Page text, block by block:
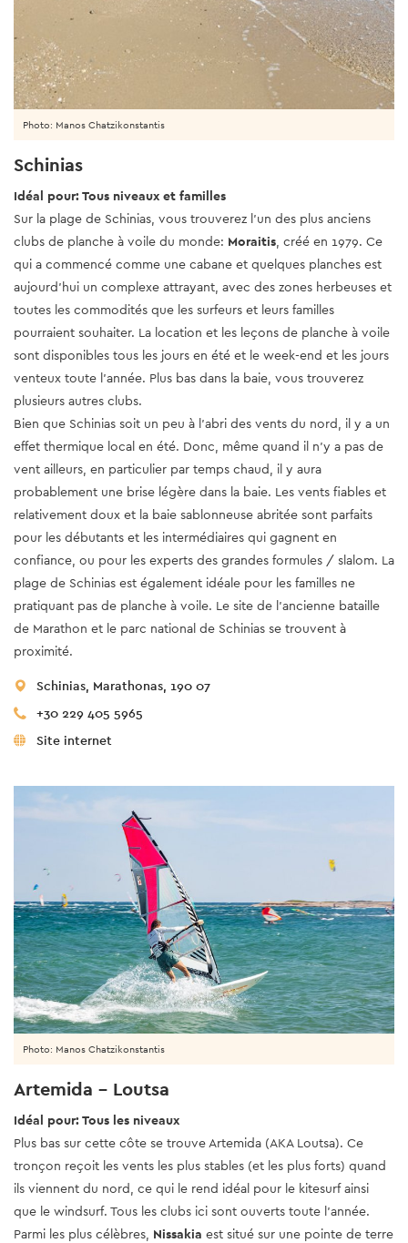
Schinias
Idéal pour: Tous niveaux et familles
Sur la plage de Schinias, vous trouverez l'un des plus anciens
clubs de planche à voile du monde: Moraitis, créé en 1979. Ce
qui a commencé comme une cabane et quelques planches est
aujourd'hui un complexe attrayant, avec des zones herbeuses et
toutes les commodités que les surfeurs et leurs familles
pourraient souhaiter. La location et les leçons de planche à voile
sont disponibles tous les jours en été et le week-end et les jours
venteux toute l'année. Plus bas dans la baie, vous trouverez
plusieurs autres clubs.
Bien que Schinias soit un peu à l'abri des vents du nord, il y a un
effet thermique local en été. Donc, même quand il n’y a pas de
vent ailleurs, en particulier par temps chaud, il y aura
probablement une brise légère dans la baie. Les vents fiables et
relativement doux et la baie sablonneuse abritée sont parfaits
pour les débutants et les intermédiaires qui gagnent en
confiance, ou pour les experts des grandes formules / slalom. La
plage de Schinias est également idéale pour les familles ne
pratiquant pas de planche à voile. Le site de l'ancienne bataille
de Marathon et le parc national de Schinias se trouvent à
proximité.
Schinias, Marathonas, 190 07
+30 229 405 5965
Site internet
Photo: Manos Chatzikonstantis
Photo: Manos Chatzikonstantis
Artemida - Loutsa
Idéal pour: Tous les niveaux
Plus bas sur cette côte se trouve Artemida (AKA Loutsa). Ce
tronçon reçoit les vents les plus stables (et les plus forts) quand
ils viennent du nord, ce qui le rend idéal pour le kitesurf ainsi
que le windsurf. Tous les clubs ici sont ouverts toute l'année.
Parmi les plus célèbres, Nissakia est situé sur une pointe de terre